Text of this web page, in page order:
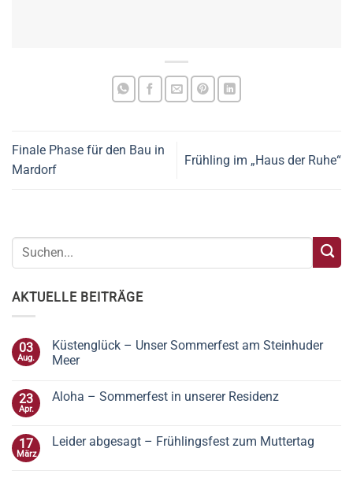
Finale Phase für den Bau in
Mardorf
Frühling im „Haus der Ruhe“
AKTUELLE BEITRÄGE
03
Aug.
Küstenglück – Unser Sommerfest am Steinhuder
Meer
23
Apr.
Aloha – Sommerfest in unserer Residenz
17
März
Leider abgesagt – Frühlingsfest zum Muttertag